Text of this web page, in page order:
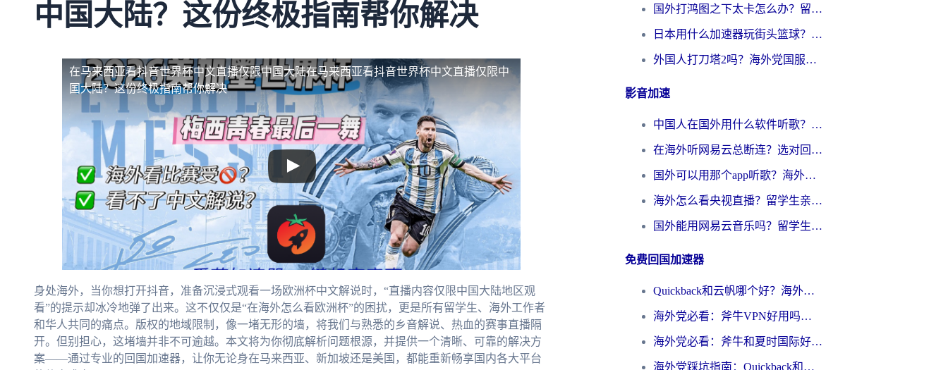
中国大陆？这份终极指南帮你解决
在马来西亚看抖音世界杯中文直播仅限中国大陆在马来西亚看抖音世界杯中文直播仅限中
国大陆？这份终极指南帮你解决
身处海外，当你想打开抖音，准备沉浸式观看一场欧洲杯中文解说时，“直播内容仅限中国大陆地区观
看”的提示却冰冷地弹了出来。这不仅仅是“在海外怎么看欧洲杯”的困扰，更是所有留学生、海外工作者
和华人共同的痛点。版权的地域限制，像一堵无形的墙，将我们与熟悉的乡音解说、热血的赛事直播隔
开。但别担心，这堵墙并非不可逾越。本文将为你彻底解析问题根源，并提供一个清晰、可靠的解决方
案——通过专业的回国加速器，让你无论身在马来西亚、新加坡还是美国，都能重新畅享国内各大平台
国外打鸿图之下太卡怎么办？留学生亲测有效的国服游戏加速方案
日本用什么加速器玩街头篮球？海外党国服游戏不卡顿的终极攻略
外国人打刀塔2吗？海外党国服游戏加速避坑全攻略
影音加速
中国人在国外用什么软件听歌？别再被地域限制卡脖子，这篇教你轻松解锁国内音乐库
在海外听网易云总断连？选对回国加速器，告别地区限制和卡顿
国外可以用那个app听歌？海外党亲测有效的回国加速方案，轻松听国内音乐听书
海外怎么看央视直播？留学生亲测：3步解决版权限制+追剧自由
国外能用网易云音乐吗？留学生亲测：3步解决海外听歌难题
免费回国加速器
Quickback和云帆哪个好？海外党2026亲测指南：选对加速器大陆工具，无缝刷国内剧玩国服
海外党必看：斧牛VPN好用吗？和GoLinkVPN对比哪个回国效果更好？
海外党必看：斧牛和夏时国际好用吗？3步选对回国加速器，无缝刷国内资源
海外党踩坑指南：Quickback和归雁好用吗？选对加速器才能无缝刷国内资源